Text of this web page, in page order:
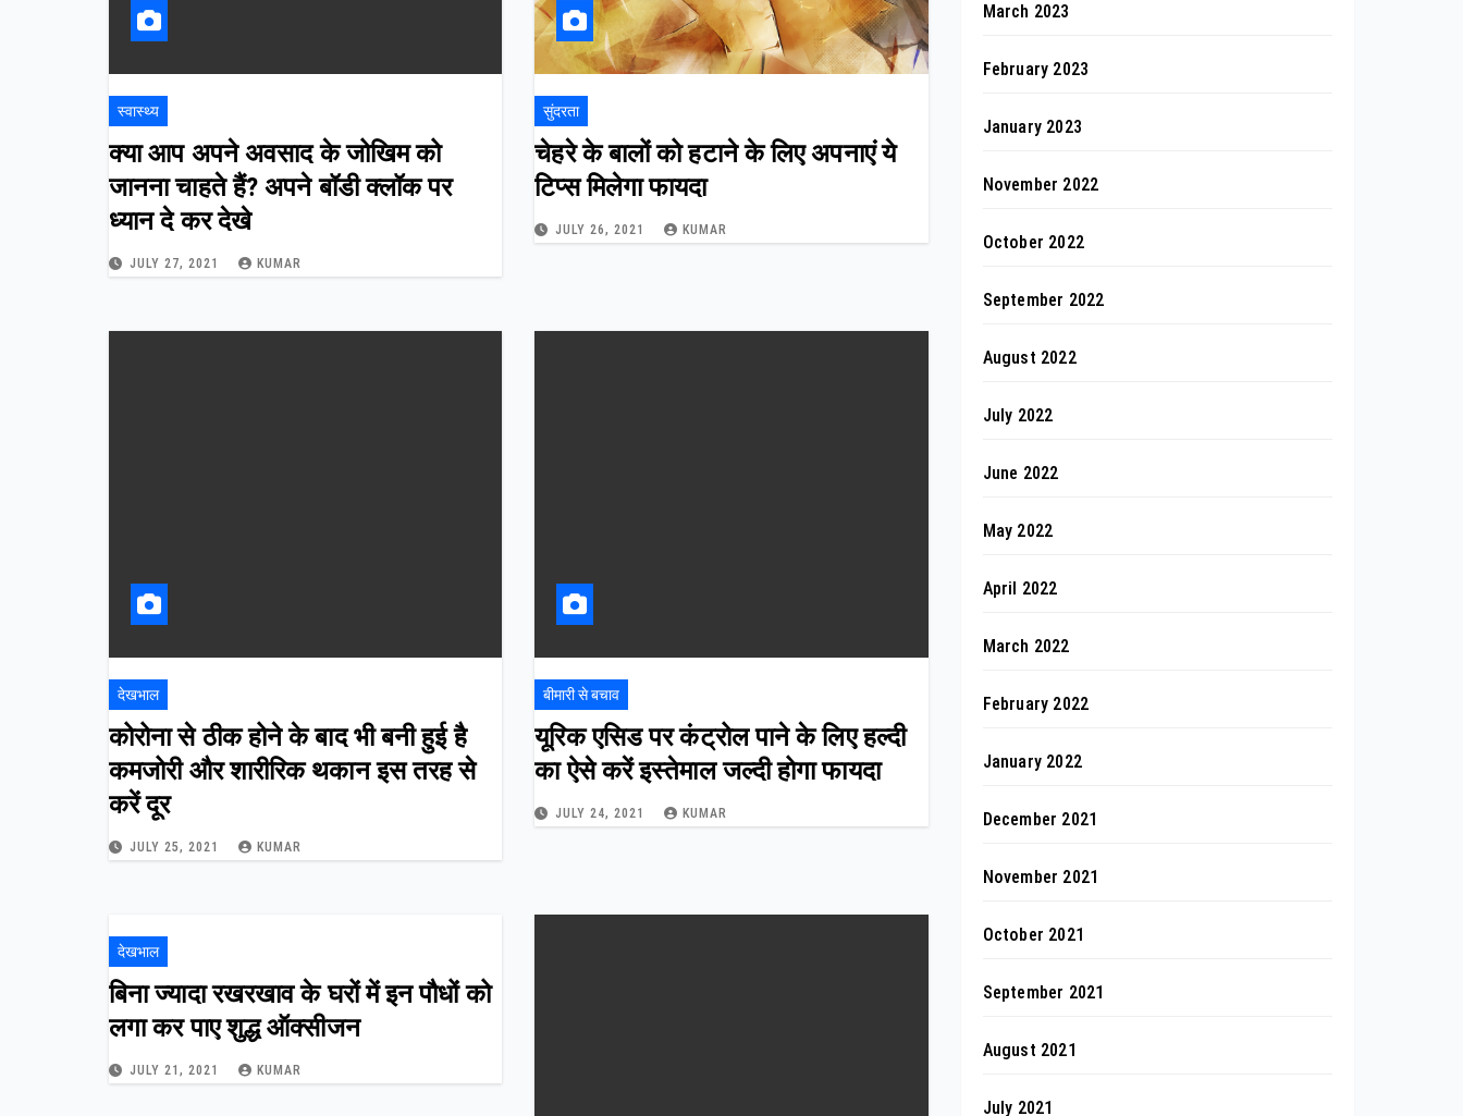
स्वास्थ्य
क्या आप अपने अवसाद के जोखिम को
जानना चाहते हैं? अपने बॉडी क्लॉक पर
ध्यान दे कर देखे
JULY 27, 2021 KUMAR
सुंदरता
चेहरे के बालों को हटाने के लिए अपनाएं ये
टिप्स मिलेगा फायदा
JULY 26, 2021 KUMAR
देखभाल
कोरोना से ठीक होने के बाद भी बनी हुई है
कमजोरी और शारीरिक थकान इस तरह से
करें दूर
JULY 25, 2021 KUMAR
बीमारी से बचाव
यूरिक एसिड पर कंट्रोल पाने के लिए हल्दी
का ऐसे करें इस्तेमाल जल्दी होगा फायदा
JULY 24, 2021 KUMAR
देखभाल
बिना ज्यादा रखरखाव के घरों में इन पौधों को
लगा कर पाए शुद्ध ऑक्सीजन
JULY 21, 2021 KUMAR
March 2023
February 2023
January 2023
November 2022
October 2022
September 2022
August 2022
July 2022
June 2022
May 2022
April 2022
March 2022
February 2022
January 2022
December 2021
November 2021
October 2021
September 2021
August 2021
July 2021